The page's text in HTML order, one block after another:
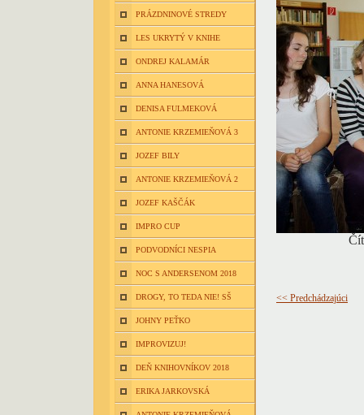
PRÁZDNINOVÉ STREDY
LES UKRYTÝ V KNIHE
ONDREJ KALAMÁR
ANNA HANESOVÁ
DENISA FULMEKOVÁ
ANTONIE KRZEMIEŇOVÁ 3
JOZEF BILY
ANTONIE KRZEMIEŇOVÁ 2
JOZEF KAŠČÁK
IMPRO CUP
PODVODNÍCI NESPIA
NOC S ANDERSENOM 2018
DROGY, TO TEDA NIE! SŠ
JOHNY PEŤKO
IMPROVIZUJ!
DEŇ KNIHOVNÍKOV 2018
ERIKA JARKOVSKÁ
<< Predchádzajúci